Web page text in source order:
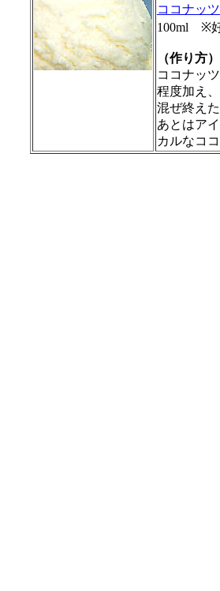
ココナッ
100ml ※
（作り方）
ココナッ
程度加え
混ぜ終え
あとはア
カルなコ